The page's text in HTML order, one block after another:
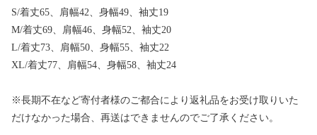
S/着丈65、肩幅42、身幅49、袖丈19
M/着丈69、肩幅46、身幅52、袖丈20
L/着丈73、肩幅50、身幅55、袖丈22
XL/着丈77、肩幅54、身幅58、袖丈24
※長期不在など寄付者様のご都合により返礼品をお受け取りいた
だけなかった場合、再送はできませんのでご了承ください。